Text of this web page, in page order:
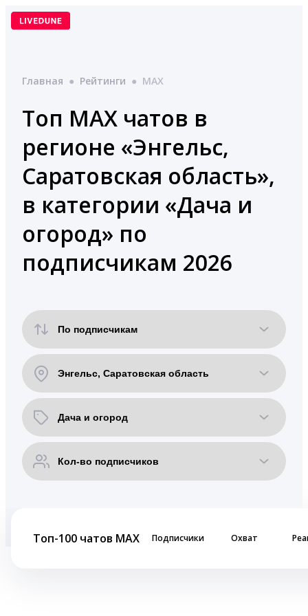
Перейти
Главная ● Рейтинги ● MAX
Топ MAX чатов в
регионе «Энгельс,
Саратовская область»,
в категории «Дача и
огород» по
подписчикам 2026
Топ-100 чатов MAX Подписчики Охват